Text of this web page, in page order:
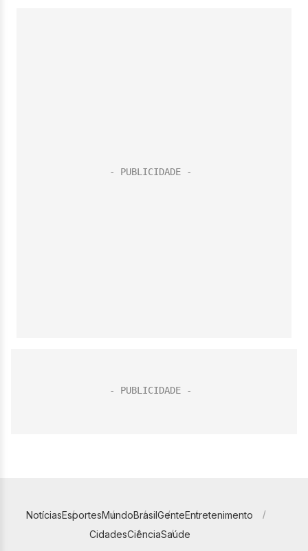
NotíciasEsportesMundoBrasilGenteEntretenimento
CidadesCiênciaSaúde